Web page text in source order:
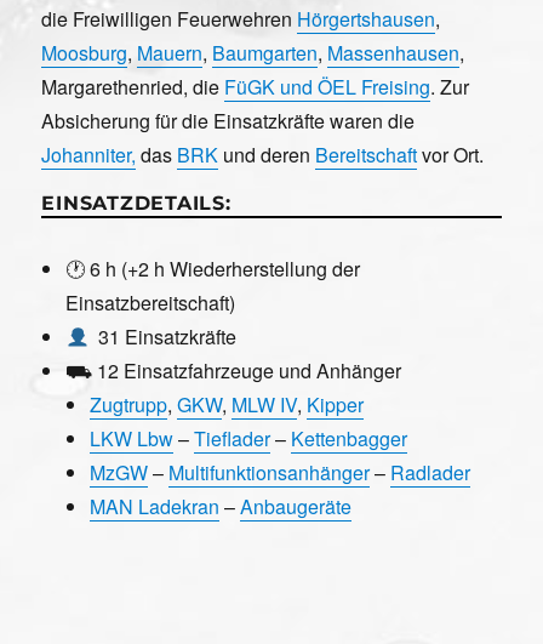
die Freiwilligen Feuerwehren Hörgertshausen,
Moosburg, Mauern, Baumgarten, Massenhausen,
Margarethenried, die FüGK und ÖEL Freising. Zur
Absicherung für die Einsatzkräfte waren die
Johanniter, das BRK und deren Bereitschaftvor Ort.
EINSATZDETAILS:
🕐 6 h (+2 h Wiederherstellung der
Einsatzbereitschaft)
31 Einsatzkräfte
⛟ 12 Einsatzfahrzeuge und Anhänger
Zugtrupp,GKW, MLW IV, Kipper
LKW Lbw–Tieflader– Kettenbagger
MzGW– Multifunktionsanhänger– Radlader
MAN Ladekran –Anbaugeräte